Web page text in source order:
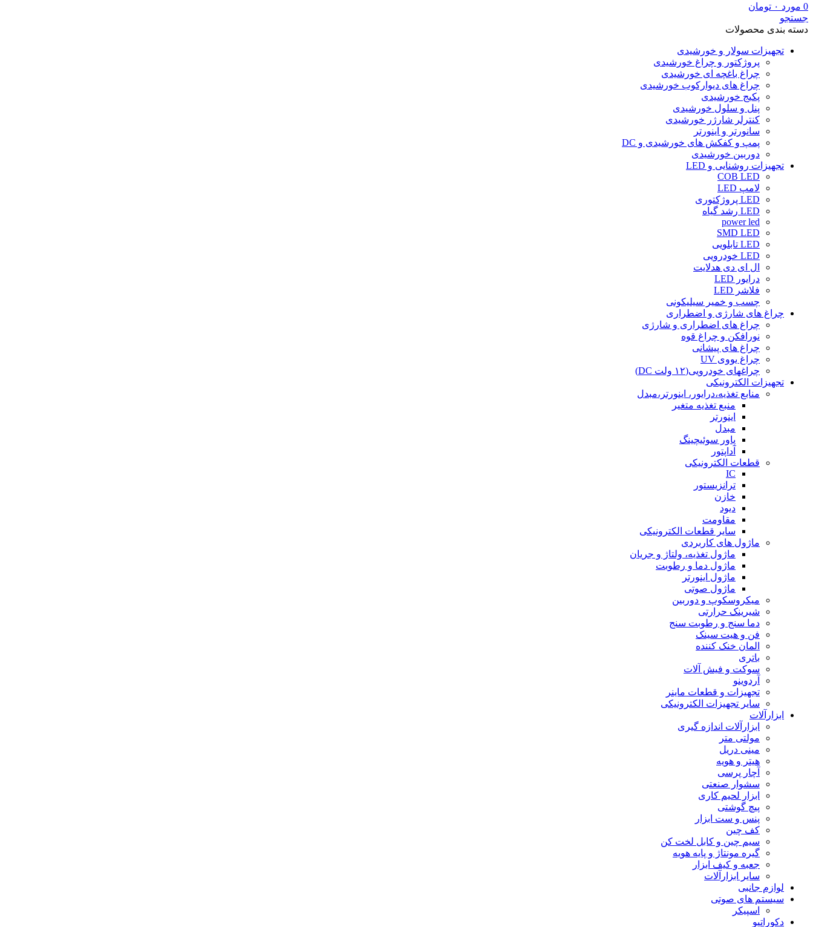
0 مورد ۰ تومان
جستجو
دسته بندی محصولات
تجهیزات سولار و خورشیدی
پروژکتور و چراغ خورشیدی
چراغ باغچه ای خورشیدی
چراغ های دیوارکوب خورشیدی
پکیج خورشیدی
پنل و سلول خورشیدی
کنترلر شارژر خورشیدی
سانورتر و اینورتر
پمپ و کفکش های خورشیدی و DC
دوربین خورشیدی
تجهیزات روشنایی و LED
COB LED
لامپ LED
LED پروژکتوری
LED رشد گیاه
power led
SMD LED
LED تابلویی
LED خودرویی
ال ای دی هدلایت
درایور LED
فلاشر LED
چسب و خمیر سیلیکونی
چراغ های شارژی و اضطراری
چراغ های اضطراری و شارژی
نورافکن و چراغ قوه
چراغ های پیشانی
چراغ یووی UV
چراغهای خودرویی(۱۲ ولت DC)
تجهیزات الکترونیکی
منابع تغذیه،درایور، اینورتر،مبدل
منبع تغذیه متغیر
اینورتر
مبدل
پاور سوئیچینگ
آداپتور
قطعات الکترونیکی
IC
ترانزیستور
خازن
دیود
مقاومت
سایر قطعات الکترونیکی
ماژول های کاربردی
ماژول تغذیه، ولتاژ و جریان
ماژول دما و رطوبت
ماژول اینورتر
ماژول صوتی
میکروسکوپ و دوربین
شیرینک حرارتی
دما سنج و رطوبت سنج
فن و هیت سینک
المان خنک کننده
باتری
سوکت و فیش آلات
آردوینو
تجهیزات و قطعات ماینر
سایر تجهیزات الکترونیکی
ابزارآلات
ابزارآلات اندازه گیری
مولتی متر
مینی دریل
هیتر و هویه
آچار پرسی
سشوار صنعتی
ابزار لحیم کاری
پیچ گوشتی
پنس و ست ابزار
کف چین
سیم چین و کابل لخت کن
گیره مونتاژ و پایه هویه
جعبه و کیف ابزار
سایر ابزارآلات
لوازم جانبی
سیستم های صوتی
اسپیکر
دکوراتیو